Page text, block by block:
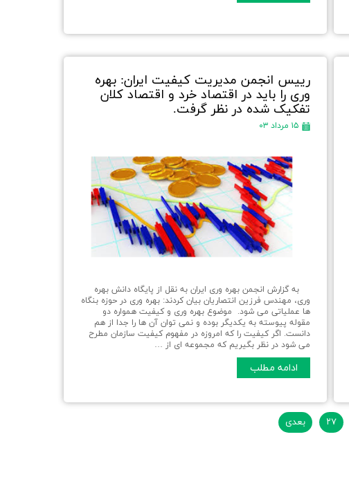
رییس انجمن مدیریت کیفیت ایران: بهره
وری را باید در اقتصاد خرد و اقتصاد کلان
تفکیک شده در نظر گرفت.
۱۵ مرداد ۰۳
به گزارش انجمن بهره وری ایران به نقل از پایگاه دانش بهره
وری، مهندس فرزین انتصاریان بیان کردند: بهره وری در حوزه بنگاه
ها عملیاتی می شود. موضوع بهره وری و کیفیت همواره دو
مقوله پیوسته به یکدیگر بوده و نمی توان آن ها را جدا از هم
دانست. اگر کیفیت را که امروزه در مفهوم کیفیت سازمان مطرح
می شود در نظر بگیریم که مجموعه ای از …
ادامه مطلب
۲۷ بعدی